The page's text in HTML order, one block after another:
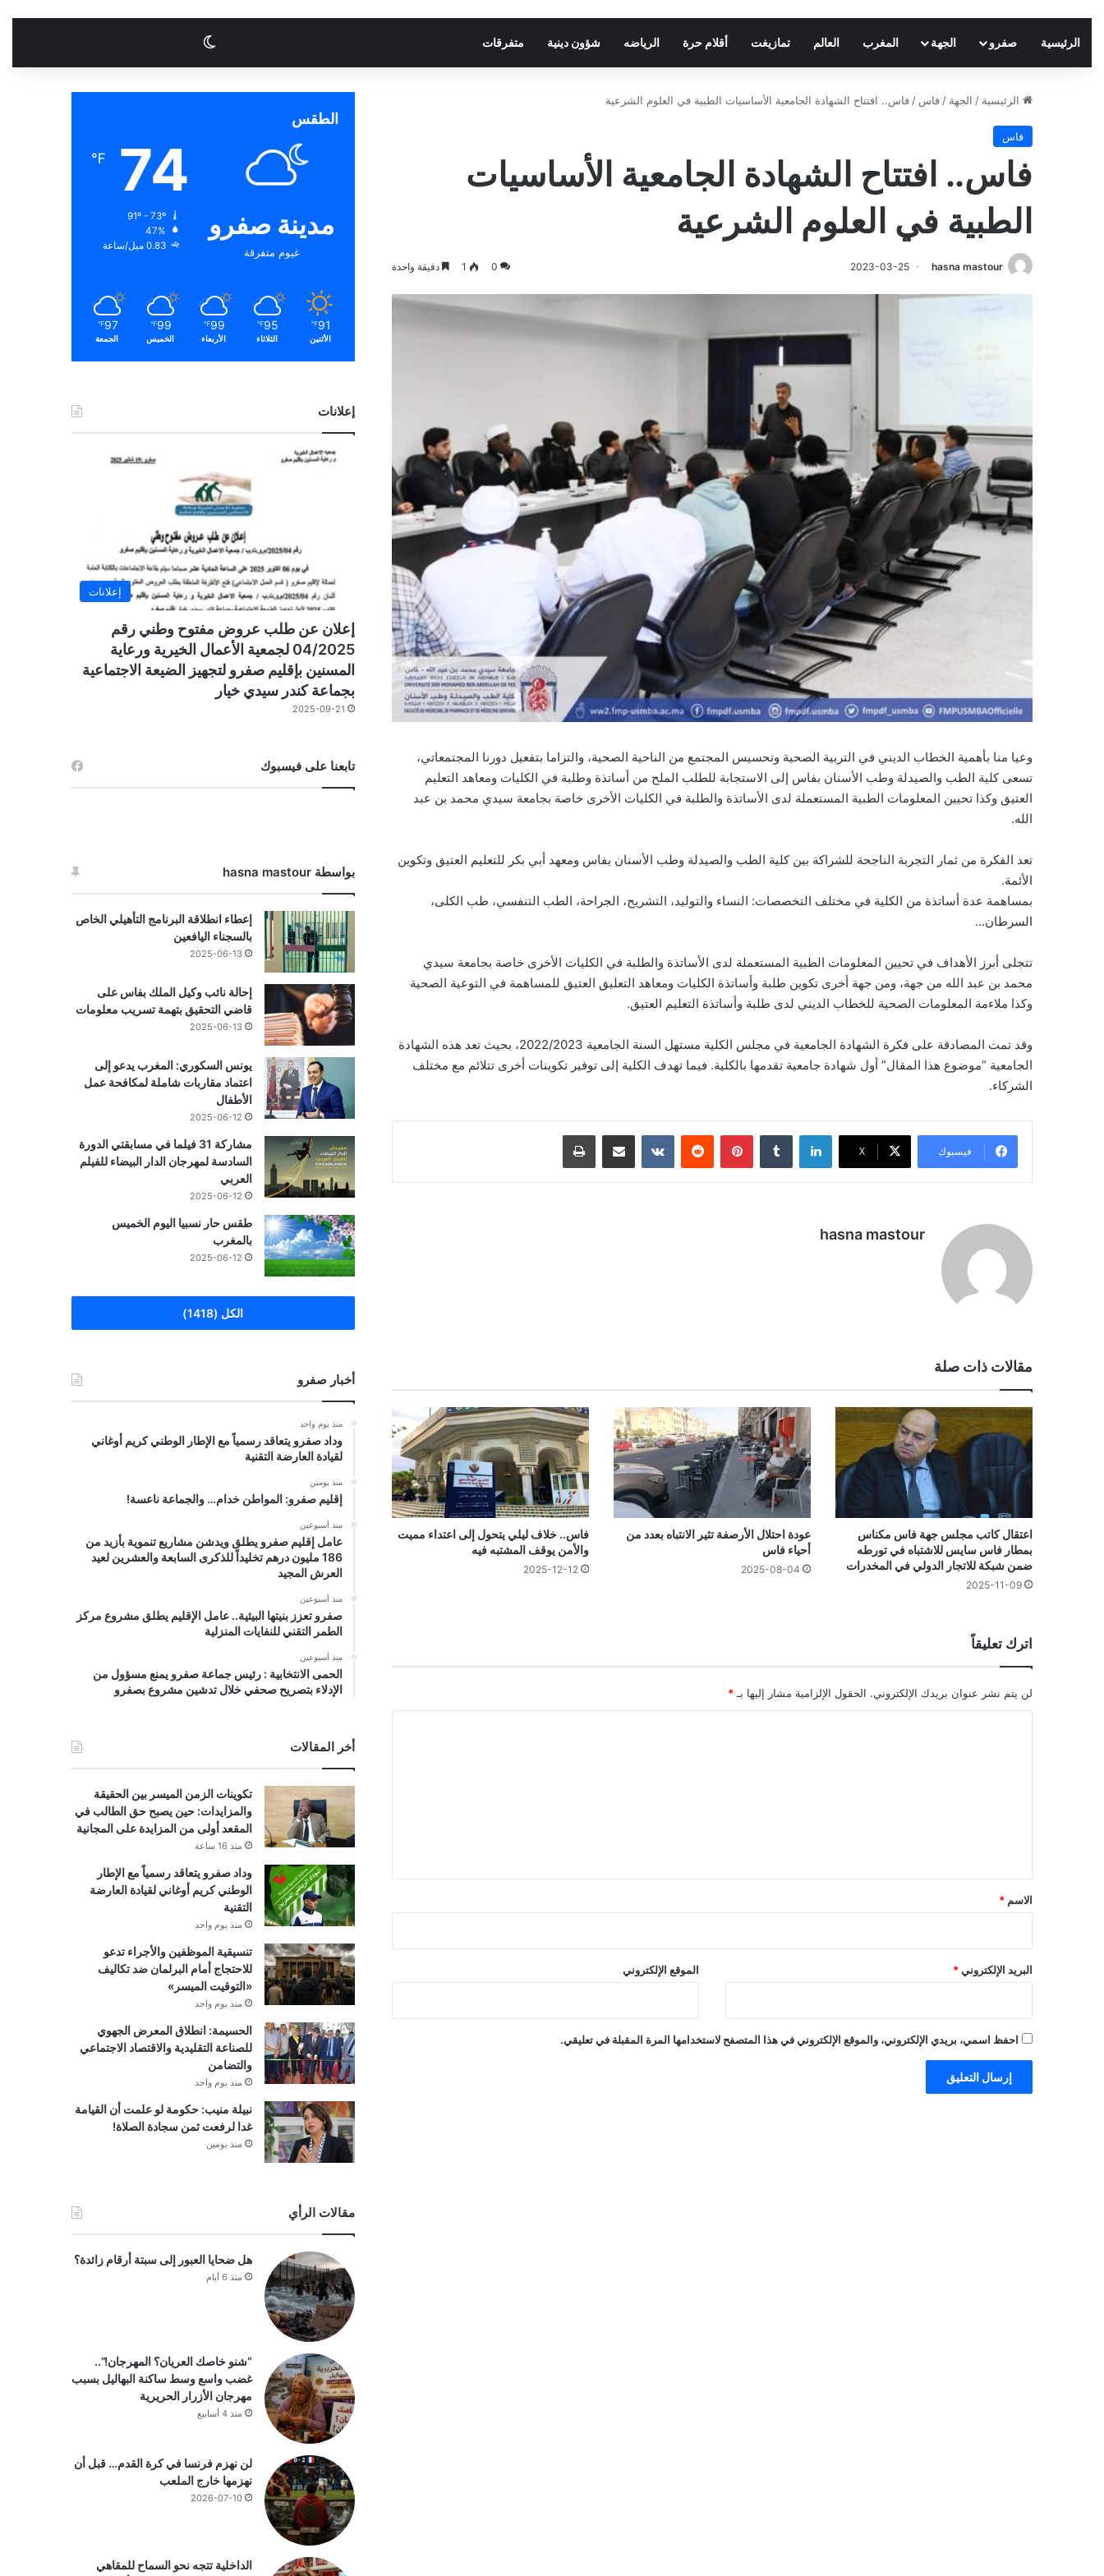
الرئيسية صفرو الجهة المغرب العالم تمازيغت أقلام حرة الرياضه شؤون دينية متفرقات الوضع المظلم
الرئيسية / الجهة / فاس / فاس.. افتتاح الشهادة الجامعية الأساسيات الطبية في العلوم الشرعية
فاس
فاس.. افتتاح الشهادة الجامعية الأساسيات
الطبية في العلوم الشرعية
hasna mastour
2023-03-25
0
1 دقيقة واحدة
وعيا منا بأهمية الخطاب الديني في التربية الصحية وتحسيس المجتمع من الناحية الصحية، والتزاما بتفعيل دورنا المجتمعاتي،
تسعى كلية الطب والصيدلة وطب الأسنان بفاس إلى الاستجابة للطلب الملح من أساتذة وطلبة في الكليات ومعاهد التعليم
العتيق وكذا تحيين المعلومات الطبية المستعملة لدى الأساتذة والطلبة في الكليات الأخرى خاصة بجامعة سيدي محمد بن عبد
الله.
تعد الفكرة من ثمار التجربة الناجحة للشراكة بين كلية الطب والصيدلة وطب الأسنان بفاس ومعهد أبي بكر للتعليم العتيق وتكوين
الأئمة.
بمساهمة عدة أساتذة من الكلية في مختلف التخصصات: النساء والتوليد، التشريح، الجراحة، الطب التنفسي، طب الكلى،
السرطان…
تتجلى أبرز الأهداف في تحيين المعلومات الطبية المستعملة لدى الأساتذة والطلبة في الكليات الأخرى خاصة بجامعة سيدي
محمد بن عبد الله من جهة، ومن جهة أخرى تكوين طلبة وأساتذة الكليات ومعاهد التعليق العتيق للمساهمة في التوعية الصحية
وكذا ملاءمة المعلومات الصحية للخطاب الديني لدى طلبة وأساتذة التعليم العتيق.
وقد تمت المصادقة على فكرة الشهادة الجامعية في مجلس الكلية مستهل السنة الجامعية 2022/2023، بحيث تعد هذه الشهادة
الجامعية “موضوع هذا المقال” أول شهادة جامعية تقدمها بالكلية. فيما تهدف الكلية إلى توفير تكوينات أخرى تتلائم مع مختلف
الشركاء.
فيسبوك ‫X
لينكدإن بينتيريست مشاركة عبر البريد طباعة
hasna mastour
مقالات ذات صلة
اعتقال كاتب مجلس جهة فاس مكناس
بمطار فاس سايس للاشتباه في تورطه
ضمن شبكة للاتجار الدولي في المخدرات
2025-11-09
عودة احتلال الأرصفة تثير الانتباه بعدد من
أحياء فاس
2025-08-04
فاس.. خلاف ليلي يتحول إلى اعتداء مميت
والأمن يوقف المشتبه فيه
2025-12-12
اترك تعليقاً
لن يتم نشر عنوان بريدك الإلكتروني. الحقول الإلزامية مشار إليها بـ *
*
الاسم *
البريد الإلكتروني * الموقع الإلكتروني
احفظ اسمي، بريدي الإلكتروني، والموقع الإلكتروني في هذا المتصفح لاستخدامها المرة المقبلة في تعليقي.
الطقس
مدينة صفرو
غيوم متفرقة
74
℉
47%
0.83 ميل/ساعة
91
℉
الأثنين
95
℉
الثلاثاء
99
℉
الأربعاء
99
℉
الخميس
97
℉
الجمعة
إعلانات
إعلانات
إعلان عن طلب عروض مفتوح وطني رقم
04/2025 لجمعية الأعمال الخيرية ورعاية
المسنين بإقليم صفرو لتجهيز الضيعة الاجتماعية
بجماعة كندر سيدي خيار
2025-09-21
تابعنا على فيسبوك
بواسطة hasna mastour
إعطاء انطلاقة البرنامج التأهيلي الخاص
بالسجناء اليافعين
2025-06-13
إحالة نائب وكيل الملك بفاس على
قاضي التحقيق بتهمة تسريب معلومات
2025-06-13
يونس السكوري: المغرب يدعو إلى
اعتماد مقاربات شاملة لمكافحة عمل
الأطفال
2025-06-12
مشاركة 31 فيلما في مسابقتي الدورة
السادسة لمهرجان الدار البيضاء للفيلم
العربي
2025-06-12
طقس حار نسبيا اليوم الخميس
بالمغرب
2025-06-12
الكل (1418)
أخبار صفرو
منذ يوم واحد
وداد صفرو يتعاقد رسمياً مع الإطار الوطني كريم أوغاني
لقيادة العارضة التقنية
منذ يومين
إقليم صفرو: المواطن خدام… والجماعة ناعسة!
منذ أسبوعين
عامل إقليم صفرو يطلق ويدشن مشاريع تنموية بأزيد من
186 مليون درهم تخليداً للذكرى السابعة والعشرين لعيد
العرش المجيد
منذ أسبوعين
صفرو تعزز بنيتها البيئية.. عامل الإقليم يطلق مشروع مركز
الطمر التقني للنفايات المنزلية
منذ أسبوعين
الحمى الانتخابية : رئيس جماعة صفرو يمنع مسؤول من
الإدلاء بتصريح صحفي خلال تدشين مشروع بصفرو
أخر المقالات
تكوينات الزمن الميسر بين الحقيقة
والمزايدات: حين يصبح حق الطالب في
المقعد أولى من المزايدة على المجانية
منذ 16 ساعة
وداد صفرو يتعاقد رسمياً مع الإطار
الوطني كريم أوغاني لقيادة العارضة
التقنية
منذ يوم واحد
تنسيقية الموظفين والأجراء تدعو
للاحتجاج أمام البرلمان ضد تكاليف
«التوقيت الميسر»
منذ يوم واحد
الحسيمة: انطلاق المعرض الجهوي
للصناعة التقليدية والاقتصاد الاجتماعي
والتضامن
منذ يوم واحد
نبيلة منيب: حكومة لو علمت أن القيامة
غدا لرفعت ثمن سجادة الصلاة!
منذ يومين
مقالات الرأي
هل ضحايا العبور إلى سبتة أرقام زائدة؟
منذ 6 أيام
“شنو خاصك العريان؟ المهرجان!”..
غضب واسع وسط ساكنة البهاليل بسبب
مهرجان الأزرار الحريرية
منذ 4 أسابيع
لن نهزم فرنسا في كرة القدم… قبل أن
نهزمها خارج الملعب
2026-07-10
الداخلية تتجه نحو السماح للمقاهي